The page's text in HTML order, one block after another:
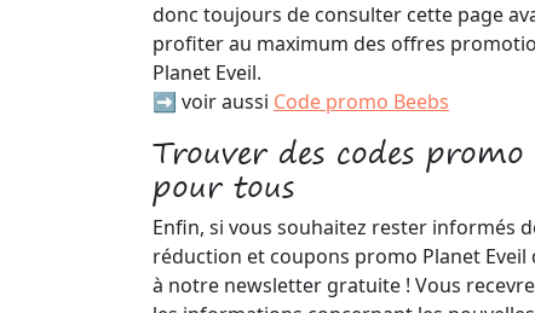
donc toujours de consulter cette page
profiter au maximum des offres
Planet Eveil.
➡️ voir aussi Code promo Beebs
Trouver des codes
pour tous
Enfin, si vous souhaitez rester informés
réduction et coupons promo Planet Eveil
à notre newsletter gratuite ! Vous